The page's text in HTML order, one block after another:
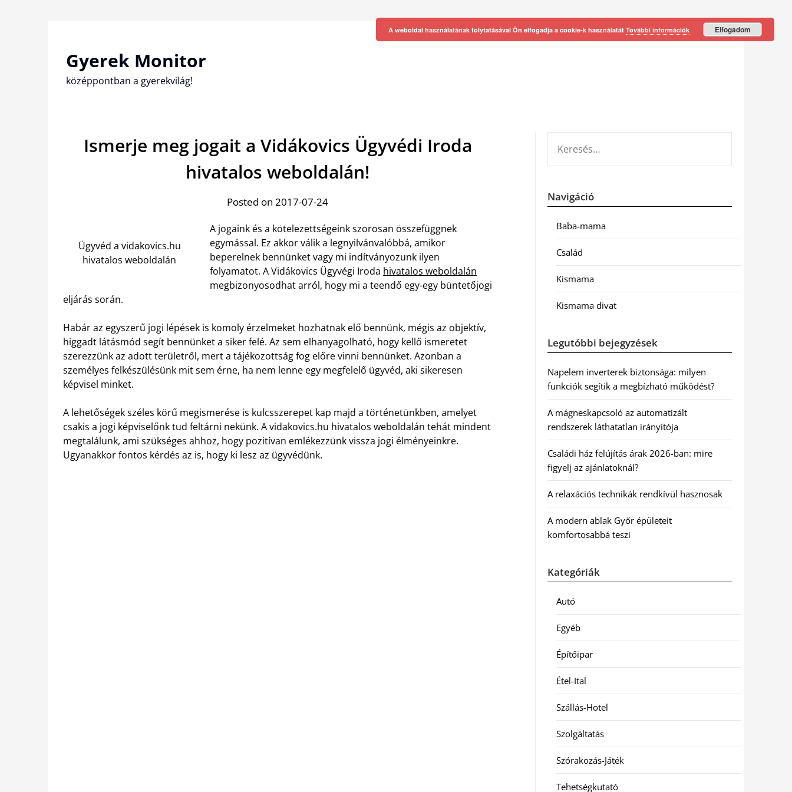
Gyerek Monitor
középpontban a gyerekvilág!
Ismerje meg jogait a Vidákovics Ügyvédi Iroda
hivatalos weboldalán!
Posted on 2017-07-24
Ügyvéd a vidakovics.hu
hivatalos weboldalán
A jogaink és a kötelezettségeink szorosan összefüggnek
egymással. Ez akkor válik a legnyilvánvalóbbá, amikor
beperelnek bennünket vagy mi indítványozunk ilyen
folyamatot. A Vidákovics Ügyvégi Iroda hivatalos weboldalán
megbizonyosodhat arról, hogy mi a teendő egy-egy büntetőjogi
eljárás során.
Habár az egyszerű jogi lépések is komoly érzelmeket hozhatnak elő bennünk, mégis az objektív,
higgadt látásmód segít bennünket a siker felé. Az sem elhanyagolható, hogy kellő ismeretet
szerezzünk az adott területről, mert a tájékozottság fog előre vinni bennünket. Azonban a
személyes felkészülésünk mit sem érne, ha nem lenne egy megfelelő ügyvéd, aki sikeresen
képvisel minket.
A lehetőségek széles körű megismerése is kulcsszerepet kap majd a történetünkben, amelyet
csakis a jogi képviselőnk tud feltárni nekünk. A vidakovics.hu hivatalos weboldalán tehát mindent
megtalálunk, ami szükséges ahhoz, hogy pozitívan emlékezzünk vissza jogi élményeinkre.
Ugyanakkor fontos kérdés az is, hogy ki lesz az ügyvédünk.
Navigáció
Baba-mama
Család
Kismama
Kismama divat
Legutóbbi bejegyzések
Napelem inverterek biztonsága: milyen
funkciók segítik a megbízható működést?
A mágneskapcsoló az automatizált
rendszerek láthatatlan irányítója
Családi ház felújítás árak 2026-ban: mire
figyelj az ajánlatoknál?
A relaxációs technikák rendkívül hasznosak
A modern ablak Győr épületeit
komfortosabbá teszi
Kategóriák
Autó
Egyéb
Építőipar
Étel-Ital
Szállás-Hotel
Szolgáltatás
Szórakozás-Játék
Tehetségkutató
A weboldal használatának folytatásával Ön elfogadja a cookie-k használatát További információk Elfogadom